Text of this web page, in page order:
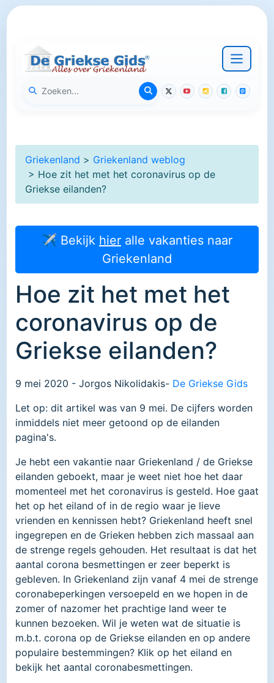
Griekenland > Griekenland weblog
> Hoe zit het met het coronavirus op de
Griekse eilanden?
✈ Bekijk hier alle vakanties naar
Griekenland
Hoe zit het met het
coronavirus op de
Griekse eilanden?
9 mei 2020 - Jorgos Nikolidakis- De Griekse Gids
Let op: dit artikel was van 9 mei. De cijfers worden
inmiddels niet meer getoond op de eilanden
pagina's.
Je hebt een vakantie naar Griekenland / de Griekse
eilanden geboekt, maar je weet niet hoe het daar
momenteel met het coronavirus is gesteld. Hoe gaat
het op het eiland of in de regio waar je lieve
vrienden en kennissen hebt? Griekenland heeft snel
ingegrepen en de Grieken hebben zich massaal aan
de strenge regels gehouden. Het resultaat is dat het
aantal corona besmettingen er zeer beperkt is
gebleven. In Griekenland zijn vanaf 4 mei de strenge
coronabeperkingen versoepeld en we hopen in de
zomer of nazomer het prachtige land weer te
kunnen bezoeken. Wil je weten wat de situatie is
m.b.t. corona op de Griekse eilanden en op andere
populaire bestemmingen? Klik op het eiland en
bekijk het aantal coronabesmettingen.